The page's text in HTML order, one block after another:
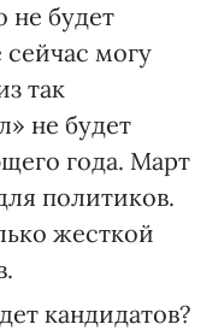
не будет
могу
так
не будет
года. Март
политиков.
жесткой
кандидатов?